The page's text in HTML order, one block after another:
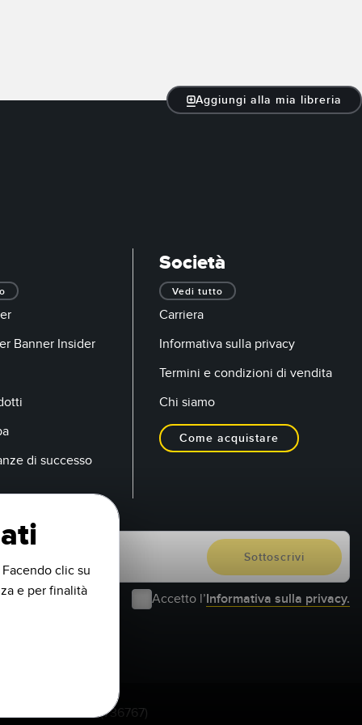
Aggiungi alla mia libreria
Banner Insider
di successo
Società
Vedi tutto
Carriera
Informativa sulla privacy
Termini e condizioni di vendita
Chi siamo
Come acquistare
Accetto l’Informativa sulla privacy.
1-888-3-SENSOR (736767)
clic su
e per finalità